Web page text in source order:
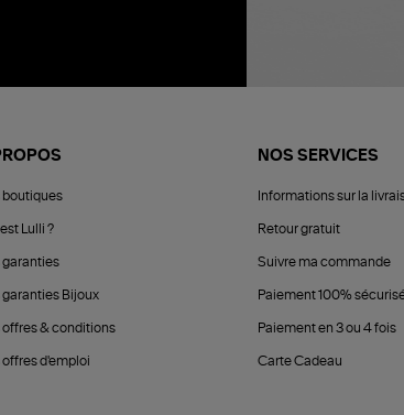
boutiques
Lulli ?
garanties
garanties Bijoux
offres & conditions
offres d'emploi
NOS SERVICES
Informations sur la
Retour gratuit
Suivre ma commande
Paiement 100%
Paiement en 3 ou 4 fois
Carte Cadeau